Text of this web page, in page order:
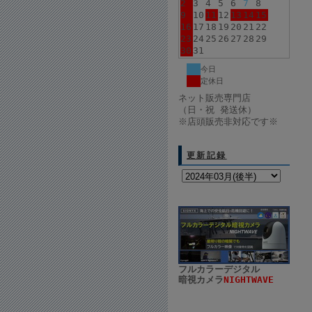
2
3 4 5 6 7
8
9
10 11 12 13 14 15
16 17 18 19 20 21 22
23 24 25 26 27 28 29
30 31
今日
定休日
ネット販売専門店
（日・祝 発送休）
※店頭販売非対応です※
更新記録
フルカラーデジタル
暗視カメラNIGHTWAVE